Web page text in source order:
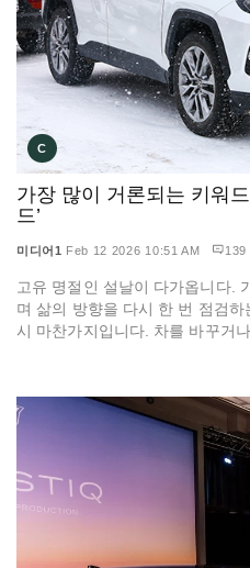
C
가장 많이 거론되는 키워드
드’
미디어1 Feb 12 2026 10:51 AM 139
고유 명절인 설날이 다가옵니다.
며 삶의 방향을 다시 한 번 점검
시 마찬가지입니다. 차를 바꾸거